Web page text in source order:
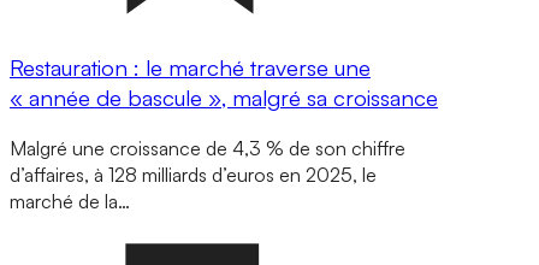
Restauration : le marché traverse une
« année de bascule », malgré sa croissance
Malgré une croissance de 4,3 % de son chiffre
d’affaires, à 128 milliards d’euros en 2025, le
marché de la…